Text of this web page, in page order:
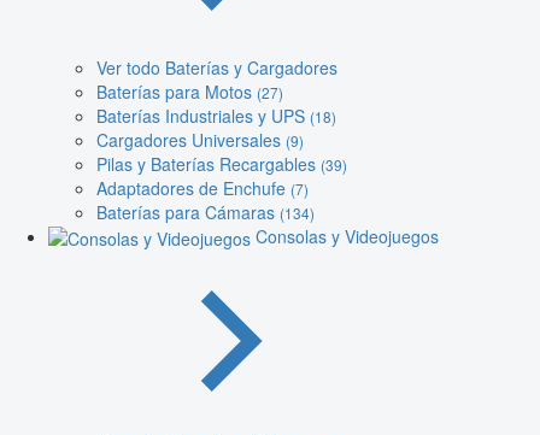
Ver todo Baterías y Cargadores
Baterías para Motos (27)
Baterías Industriales y UPS (18)
Cargadores Universales (9)
Pilas y Baterías Recargables (39)
Adaptadores de Enchufe (7)
Baterías para Cámaras (134)
Consolas y Videojuegos